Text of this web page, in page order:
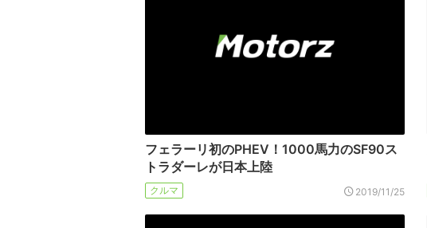
フェラーリ初のPHEV！1000馬力のSF90ス
トラダーレが日本上陸
クルマ 2019/11/25